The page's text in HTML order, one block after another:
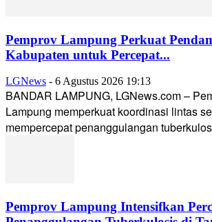
Pemprov Lampung Perkuat
Kabupaten untuk Percepat...
LGNews - 6 Agustus 2026 19:13
BANDAR LAMPUNG, LGNews.com –
Lampung memperkuat koordinasi lintas
mempercepat penanggulangan
Pemprov Lampung Intensifkan